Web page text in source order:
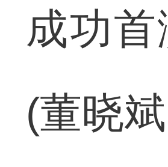
成功
(董晓